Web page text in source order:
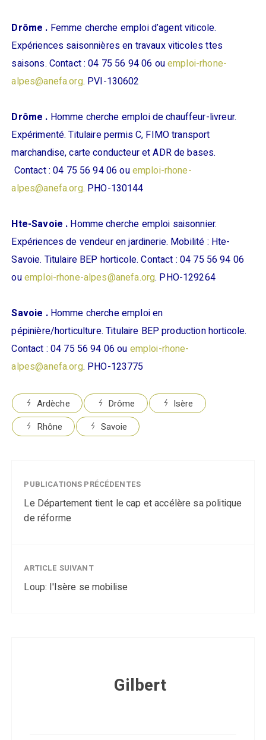
Drôme . Femme cherche emploi d’agent viticole.
Expériences saisonnières en travaux viticoles ttes
saisons. Contact : 04 75 56 94 06 ouemploi-rhone-
alpes@anefa.org. PVI-130602
Drôme . Homme cherche emploi de chauffeur-livreur.
Expérimenté. Titulaire permis C, FIMO transport
marchandise, carte conducteur et ADR de bases.
Contact : 04 75 56 94 06 ouemploi-rhone-
alpes@anefa.org. PHO-130144
Hte-Savoie . Homme cherche emploi saisonnier.
Expériences de vendeur en jardinerie. Mobilité : Hte-
Savoie. Titulaire BEP horticole. Contact : 04 75 56 94 06
ouemploi-rhone-alpes@anefa.org. PHO-129264
Savoie .Homme cherche emploi en
pépinière/horticulture. Titulaire BEP production horticole.
Contact : 04 75 56 94 06 ou emploi-rhone-
alpes@anefa.org. PHO-123775
Ardèche Drôme
Isère
Rhône
Savoie
PUBLICATIONS PRÉCÉDENTES
Le Département tient le cap et accélère sa politique
de réforme
ARTICLE SUIVANT
Loup: l'Isère se mobilise
Gilbert